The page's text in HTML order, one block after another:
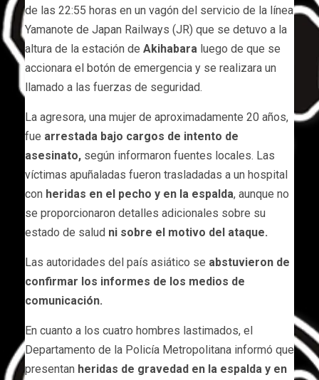
de las 22:55 horas en un vagón del servicio de la línea
Yamanote de Japan Railways (JR) que se detuvo a la
altura de la estación de Akihabara luego de que se
accionara el botón de emergencia y se realizara un
llamado a las fuerzas de seguridad.
La agresora, una mujer de aproximadamente 20 años,
fue arrestada bajo cargos de intento de
asesinato, según informaron fuentes locales. Las
víctimas apuñaladas fueron trasladadas a un hospital
con heridas en el pecho y en la espalda, aunque no
se proporcionaron detalles adicionales sobre su
estado de salud ni sobre el motivo del ataque.
Las autoridades del país asiático se abstuvieron de
confirmar los informes de los medios de
comunicación.
En cuanto a los cuatro hombres lastimados, el
Departamento de la Policía Metropolitana informó que
presentan heridas de gravedad en la espalda y en